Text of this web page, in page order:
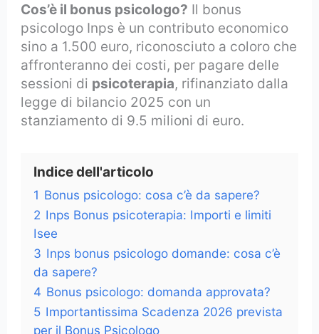
Cos’è il bonus psicologo? Il bonus
psicologo Inps è un contributo economico
sino a 1.500 euro, riconosciuto a coloro che
affronteranno dei costi, per pagare delle
sessioni di psicoterapia, rifinanziato dalla
legge di bilancio 2025 con un
stanziamento di 9.5 milioni di euro.
Indice dell'articolo
1 Bonus psicologo: cosa c’è da sapere?
2 Inps Bonus psicoterapia: Importi e limiti
Isee
3 Inps bonus psicologo domande: cosa c’è
da sapere?
4 Bonus psicologo: domanda approvata?
5 Importantissima Scadenza 2026 prevista
per il Bonus Psicologo